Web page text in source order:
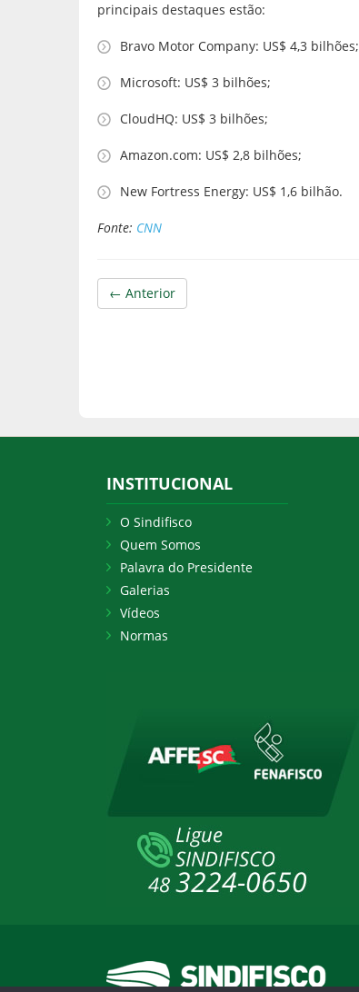
principais destaques estão:
Bravo Motor Company: US$ 4,3 bilhões;
Microsoft: US$ 3 bilhões;
CloudHQ: US$ 3 bilhões;
Amazon.com: US$ 2,8 bilhões;
New Fortress Energy: US$ 1,6 bilhão.
Fonte: CNN
← Anterior
INSTITUCIONAL
O Sindifisco
Quem Somos
Palavra do Presidente
Galerias
Vídeos
Normas